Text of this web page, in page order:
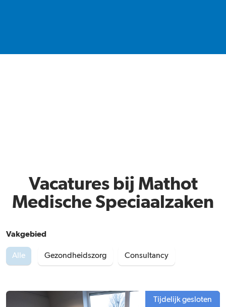
Vacatures bij Mathot
Medische Speciaalzaken
Vakgebied
Alle Gezondheidszorg Consultancy
Tijdelijk gesloten